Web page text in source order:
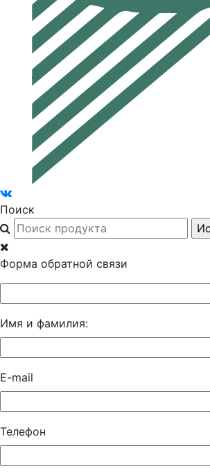
Поиск
Форма обратной связи
Имя и фамилия:
E-mail
Телефон